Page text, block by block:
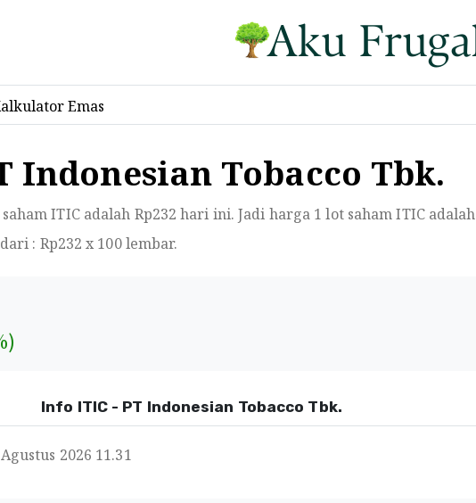
Emas
Indonesian Tobacco Tbk.
ITIC adalah Rp232 hari ini. Jadi harga 1 lot saham ITIC adalah
: Rp232 x 100 lembar.
Info ITIC - PT Indonesian Tobacco Tbk.
2026 11.31